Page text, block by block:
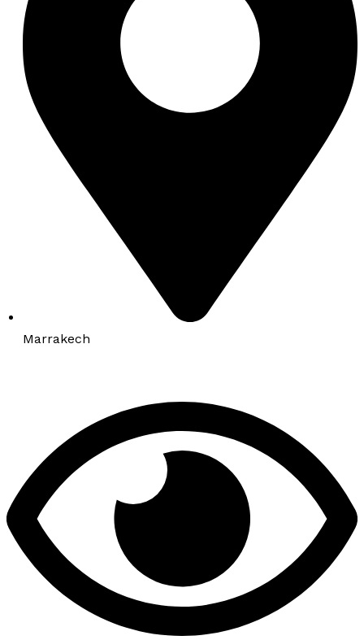
Marrakech